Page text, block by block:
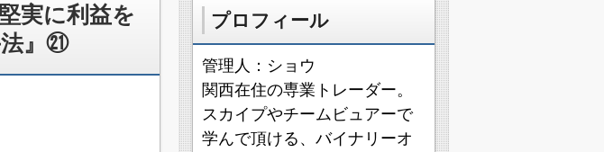
実に利益を
』㉑
プロフィール
管理人：ショウ
関西在住の専業トレーダー。
スカイプやチームビュアーで
学んで頂ける、バイナリーオ